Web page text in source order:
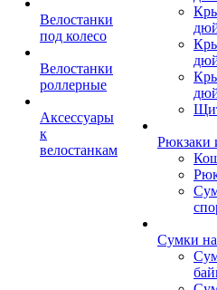
Велостанки
под колесо
Велостанки
роллерные
Аксессуары
к
велостанкам
Рюкзаки
Сумки